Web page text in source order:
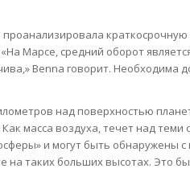
Марсе, средний оборот
Benna говорит. Необходима
над поверхностью
масса воздуха, течет над
и могут быть обнаружены
таких больших высотах. Это